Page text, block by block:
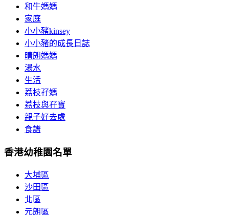
和牛媽媽
家庭
小小豬kinsey
小小豬的成長日誌
晴朗媽媽
湯水
生活
荔枝孖媽
荔枝與孖寶
親子好去處
食譜
香港幼稚園名單
大埔區
沙田區
北區
元朗區